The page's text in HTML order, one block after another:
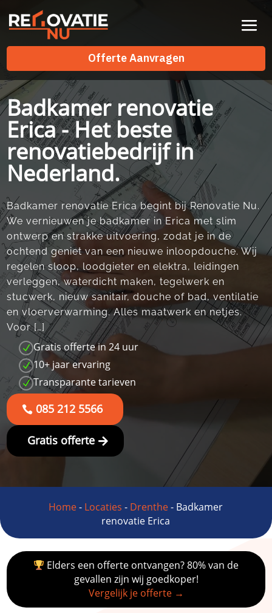
Offerte Aanvragen
Offerte Aanvragen
Badkamer renovatie
Erica - Het beste
renovatiebedrijf in
Nederland.
Badkamer renovatie Erica begint bij Renovatie Nu.
We vernieuwen je badkamer in Erica met slim
ontwerp en strakke uitvoering, zodat je in de
ochtend geniet van een nieuwe inloopdouche. Wij
regelen sloop, loodgieter en elektra, leidingen
verleggen, waterdicht maken, tegelwerk en
stucwerk, nieuw sanitair, douche of bad, ventilatie
en vloerverwarming. Alles maatwerk en netjes.
Voor […]
N Gratis offerte in 24 uur
N 10+ jaar ervaring
N Transparante tarieven
085 212 5566
Gratis offerte
Home- Locaties - Drenthe- Badkamer
renovatie Erica
Elders een offerte ontvangen? 80% van de
gevallen zijn wij goedkoper!
Vergelijk je offerte →